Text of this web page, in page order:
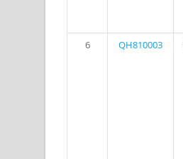
6
QH810003